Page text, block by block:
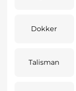
Dokker
Talisman